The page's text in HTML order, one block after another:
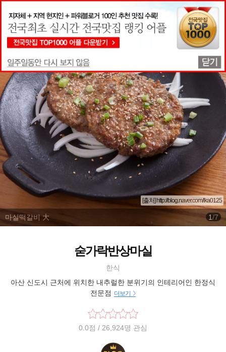
맛집상세정보
마실떡갈비 大
[출처] http://blog.naver.com/lka0125
1/7
숟가락반상마실
한식
아산 신도시 근처에 위치한 내추럴한 분위기의 인테리어인 한정식
전문점 더보기
0.0점 / 26,924명 관심